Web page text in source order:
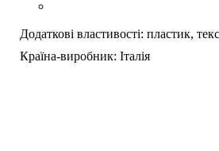
Додаткові властивості: пластик,
Країна-виробник: Італія